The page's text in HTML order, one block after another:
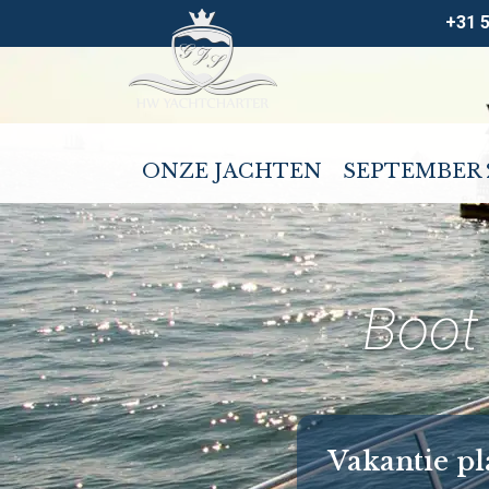
+31
Vakantie
ONZE JACHTEN SEPTEMBER